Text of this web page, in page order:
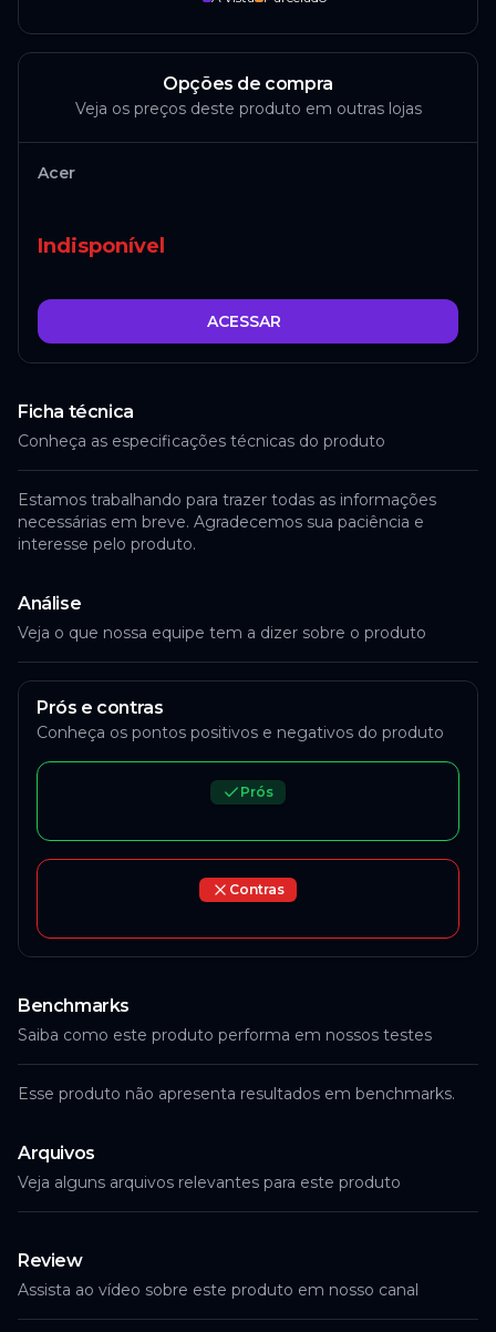
Opções de compra
Veja os preços deste produto em outras lojas
Acer
Indisponível
ACESSAR
Ficha técnica
Conheça as especificações técnicas do produto
Estamos trabalhando para trazer todas as informações
necessárias em breve. Agradecemos sua paciência e
interesse pelo produto.
Análise
Veja o que nossa equipe tem a dizer sobre o produto
Prós e contras
Conheça os pontos positivos e negativos do produto
Prós
Contras
Benchmarks
Saiba como este produto performa em nossos testes
Esse produto não apresenta resultados em benchmarks.
Arquivos
Veja alguns arquivos relevantes para este produto
Review
Assista ao vídeo sobre este produto em nosso canal